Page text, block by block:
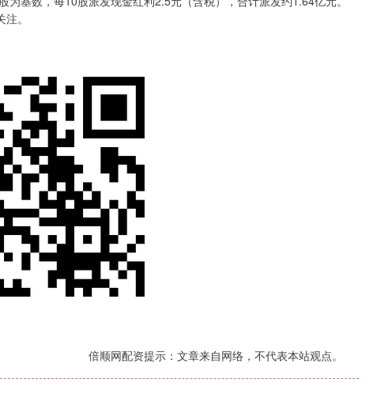
。
倍顺网配资提示：文章来自网络，不代表本站观点。